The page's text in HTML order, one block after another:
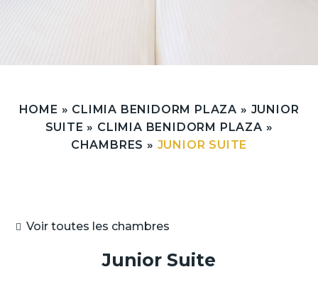
HOME » CLIMIA BENIDORM PLAZA » JUNIOR
SUITE » CLIMIA BENIDORM PLAZA »
CHAMBRES » JUNIOR SUITE
Voir toutes les chambres
Junior Suite